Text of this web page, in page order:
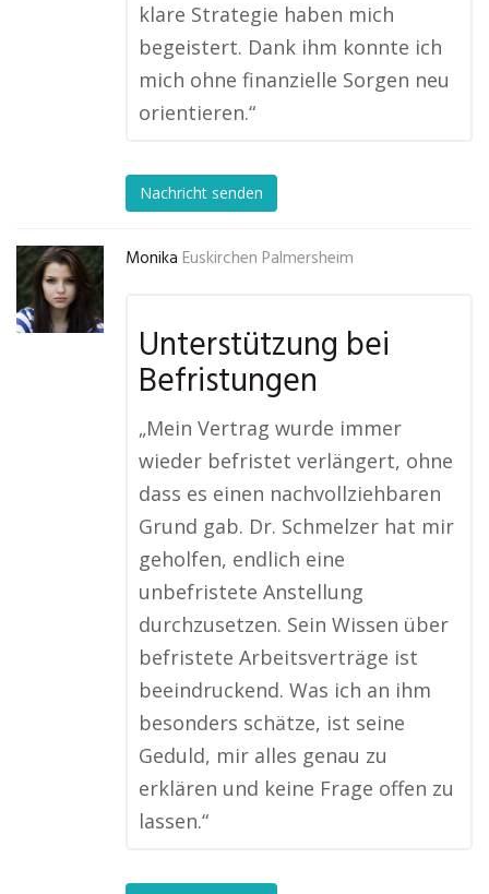
klare Strategie haben mich
begeistert. Dank ihm konnte ich
mich ohne finanzielle Sorgen neu
orientieren.“
Nachricht senden
Monika Euskirchen Palmersheim
Unterstützung bei
Befristungen
„Mein Vertrag wurde immer
wieder befristet verlängert, ohne
dass es einen nachvollziehbaren
Grund gab. Dr. Schmelzer hat mir
geholfen, endlich eine
unbefristete Anstellung
durchzusetzen. Sein Wissen über
befristete Arbeitsverträge ist
beeindruckend. Was ich an ihm
besonders schätze, ist seine
Geduld, mir alles genau zu
erklären und keine Frage offen zu
lassen.“